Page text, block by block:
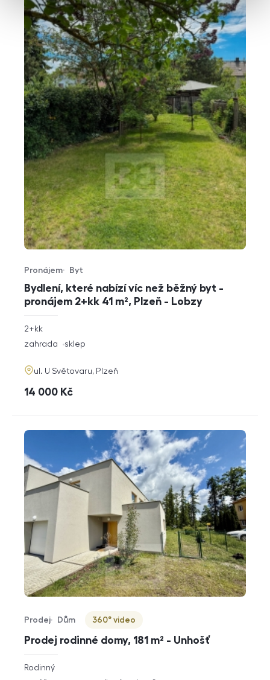
Bydlení, které nabízí víc než běžný byt -
pronájem 2+kk 41 m², Plzeň - Lobzy
Typ nabídky
Pronájem
Typ nemovitosti
Byt
rozměry
2+kk
funkce
zahrada sklep
adresa
ul. U Světovaru, Plzeň
cena
14 000 Kč
Prodej rodinné domy, 181 m² - Unhošť
Typ nabídky
Prodej
Typ nemovitosti
Dům
Virtuální prohlídka
360° video
rozměry
dispozice
Rodinný